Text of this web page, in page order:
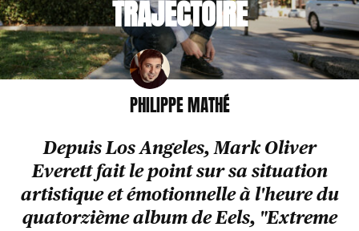
TRAJECTOIRE
PHILIPPE MATHÉ
Depuis Los Angeles, Mark Oliver
Everett fait le point sur sa situation
artistique et émotionnelle à l'heure du
quatorzième album de Eels, "Extreme